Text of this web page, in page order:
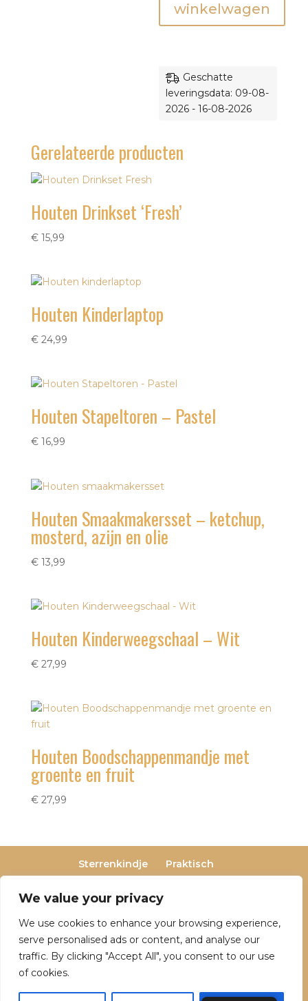
We value your privacy
We use cookies to enhance your browsing experience,
serve personalised ads or content, and analyse our
traffic. By clicking "Accept All", you consent to our use
of cookies.
winkelwagen
Geschatte
leveringsdata: 09-08-
2026 - 16-08-2026
Gerelateerde producten
Houten Drinkset ‘Fresh’
€15,99
Houten Kinderlaptop
€24,99
Houten Stapeltoren – Pastel
€16,99
Houten Smaakmakersset – ketchup,
mosterd, azijn en olie
€13,99
Houten Kinderweegschaal – Wit
€27,99
Houten Boodschappenmandje met
groente en fruit
€27,99
Sterrenkindje
Praktisch
Privacy- en cookieverklaring
Terugbetaal- en retourneringsbeleid
Over Dutch Dreamers